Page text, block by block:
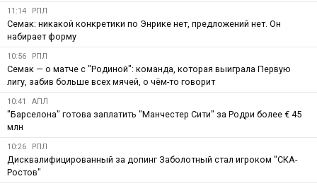
11:14 РПЛ
Семак: никакой конкретики по Энрике нет, предложений нет. Он
набирает форму
10:56 РПЛ
Семак — о матче с "Родиной": команда, которая выиграла Первую
лигу, забив больше всех мячей, о чём-то говорит
10:41 АПЛ
"Барселона" готова заплатить "Манчестер Сити" за Родри более € 45
млн
10:26 РПЛ
Дисквалифицированный за допинг Заболотный стал игроком "СКА-
Ростов"